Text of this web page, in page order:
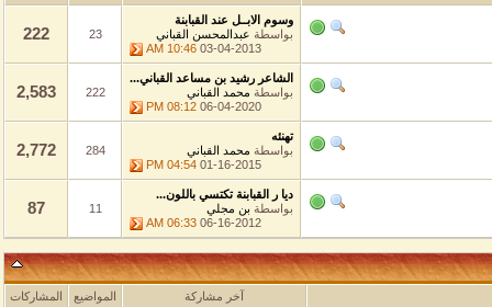
وسوم الابــل عند القبابنة
بواسطةعبدالمحسن القباني
03-04-2013
10:46 AM
222
الشاعر رشيد بن مساعد القباني...
بواسطةمحمد القباني
06-04-2020
08:12 PM
2,583
تهنئه
بواسطةمحمد القباني
01-16-2015
04:54 PM
2,772
ديا ر القبابنة تكتسي باللون...
بواسطةبن مجلي
06-16-2012
06:33 AM
آخر مشاركة المواضيع المشاركات